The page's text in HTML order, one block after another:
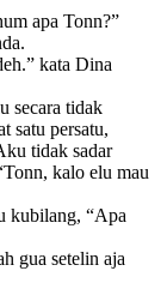
apa Tonn?”
kata Dina
secara tidak
satu persatu,
tidak sadar
kalo elu mau
kubilang, “Apa
gua setelin aja